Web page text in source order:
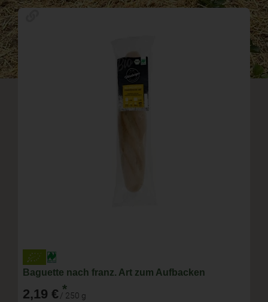
Baguette nach franz. Art zum Aufbacken
2,19 € *
/ 250 g